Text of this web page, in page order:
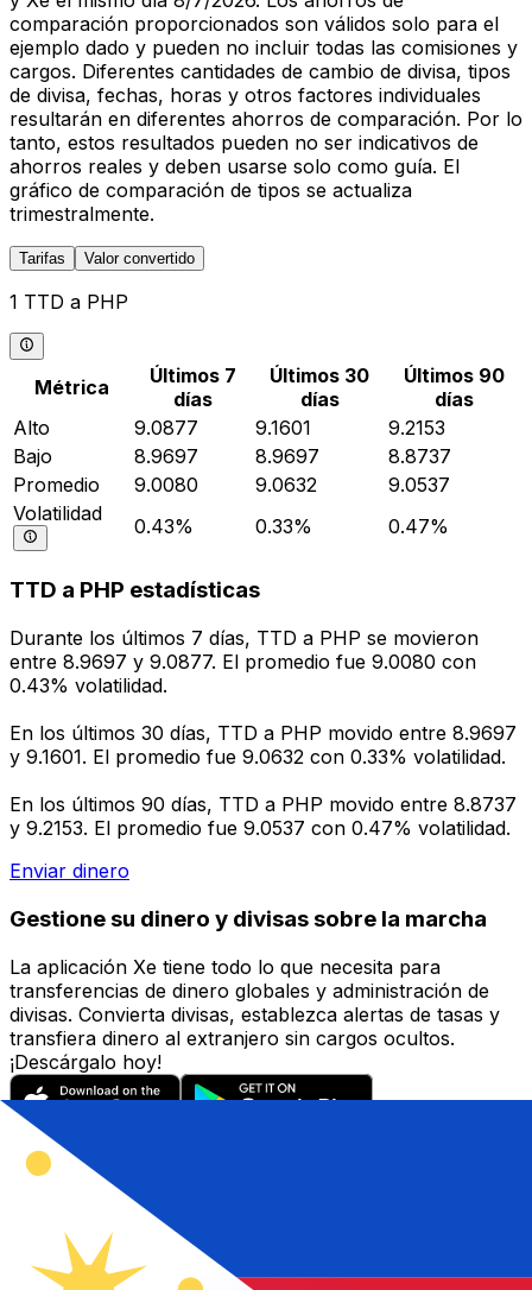
comparación proporcionados son válidos solo para el
ejemplo dado y pueden no incluir todas las comisiones y
cargos. Diferentes cantidades de cambio de divisa, tipos
de divisa, fechas, horas y otros factores individuales
resultarán en diferentes ahorros de comparación. Por lo
tanto, estos resultados pueden no ser indicativos de
ahorros reales y deben usarse solo como guía. El
gráfico de comparación de tipos se actualiza
trimestralmente.
Tarifas Valor convertido
1 TTD a PHP
Métrica
Últimos 7
días
Últimos 30
días
Últimos 90
días
Alto
9.0877 9.1601
9.2153
Bajo
8.9697 8.9697
8.8737
Promedio
9.0080 9.0632
9.0537
Volatilidad
0.43% 0.33% 0.47%
TTD a PHP estadísticas
Durante los últimos 7 días, TTD a PHP se movieron
entre 8.9697 y 9.0877. El promedio fue 9.0080 con
0.43% volatilidad.
En los últimos 30 días, TTD a PHP movido entre 8.9697
y 9.1601. El promedio fue 9.0632 con 0.33% volatilidad.
En los últimos 90 días, TTD a PHP movido entre 8.8737
y 9.2153. El promedio fue 9.0537 con 0.47% volatilidad.
Enviar dinero
Gestione su dinero y divisas sobre la marcha
La aplicación Xe tiene todo lo que necesita para
transferencias de dinero globales y administración de
divisas. Convierta divisas, establezca alertas de tasas y
transfiera dinero al extranjero sin cargos ocultos.
¡Descárgalo hoy!